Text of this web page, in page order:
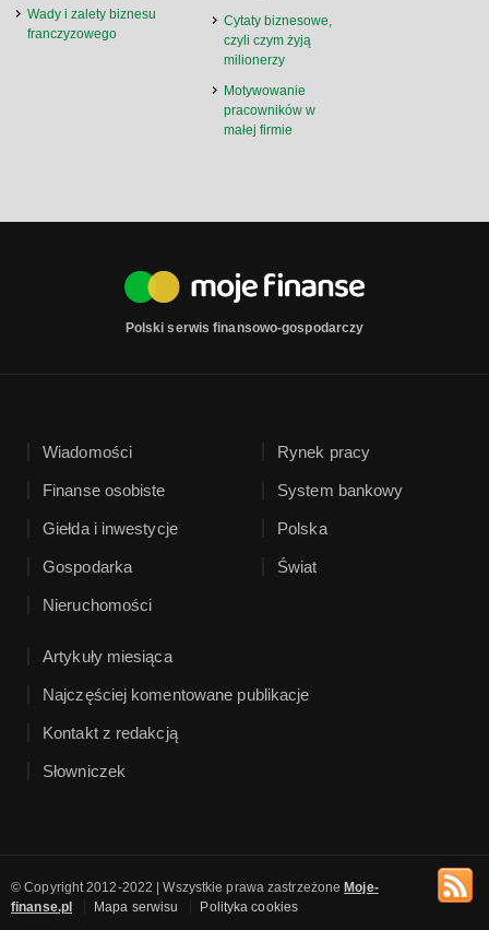
Wady i zalety biznesu
franczyzowego
Cytaty biznesowe,
czyli czym żyją
milionerzy
Motywowanie
pracowników w
małej firmie
Polski serwis finansowo-gospodarczy
Wiadomości
Finanse osobiste
Giełda i inwestycje
Gospodarka
Nieruchomości
Rynek pracy
System bankowy
Polska
Świat
Artykuły miesiąca
Najczęściej komentowane publikacje
Kontakt z redakcją
Słowniczek
© Copyright 2012-2022 | Wszystkie prawa zastrzeżone Moje-
finanse.pl
Mapa serwisu Polityka cookies